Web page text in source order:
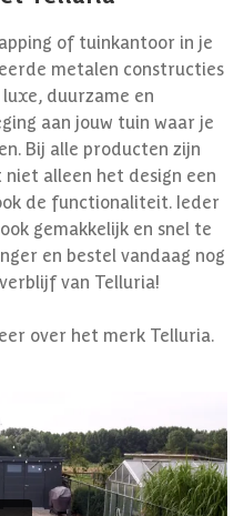
of tuinkantoor in je
metalen constructies
duurzame en
aan jouw tuin waar je
Bij alle producten zijn
alleen het design een
de functionaliteit. Ieder
gemakkelijk en snel te
en bestel vandaag nog
van Telluria!
over het merk Telluria.